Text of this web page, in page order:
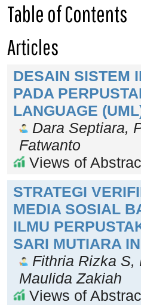
Table of Contents
Articles
DESAIN SISTEM
PADA
LANGUAGE
Dara Septiara,
Fatwanto
Views of
STRATEGI
MEDIA SOSIAL
ILMU
SARI MUTIARA
Fithria Rizka S,
Maulida Zakiah
Views of